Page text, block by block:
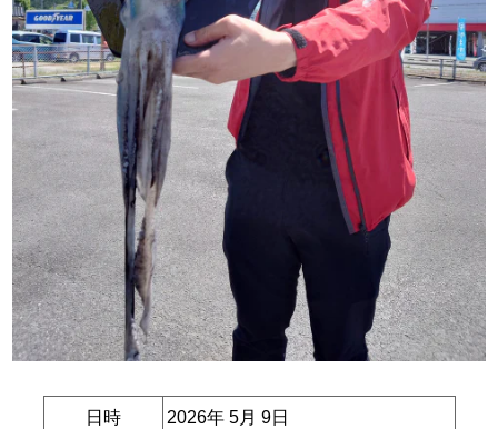
日時 2026年 5月 9日